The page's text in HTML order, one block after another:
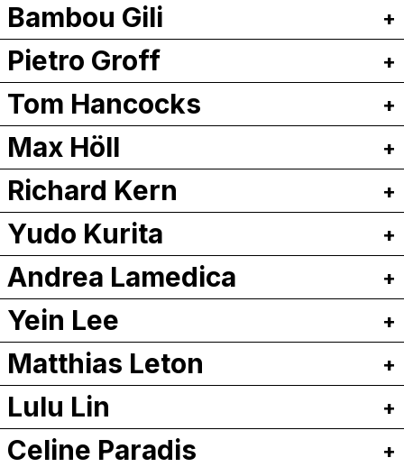
Bambou Gili
Pietro Groff
Tom Hancocks
Max Höll
Richard Kern
Yudo Kurita
Andrea Lamedica
Yein Lee
Matthias Leton
Lulu Lin
Celine Paradis